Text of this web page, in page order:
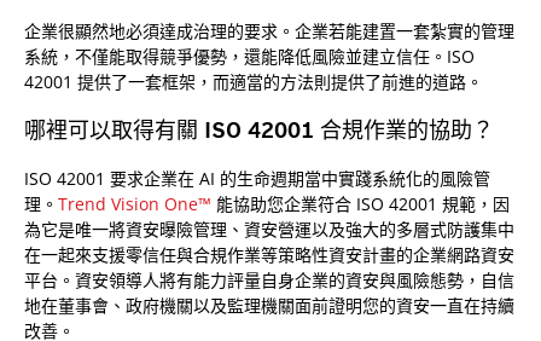
企業很顯然地必須達成治理的要求。企業若能建置一套紮實的管理
系統，不僅能取得競爭優勢，還能降低風險並建立信任。ISO
42001 提供了一套框架，而適當的方法則提供了前進的道路。
哪裡可以取得有關 ISO 42001 合規作業的協助？
ISO 42001 要求企業在 AI 的生命週期當中實踐系統化的風險管
理。 Trend Vision One™ 能協助您企業符合 ISO 42001 規範，因
為它是唯一將資安曝險管理、資安營運以及強大的多層式防護集中
在一起來支援零信任與合規作業等策略性資安計畫的企業網路資安
平台。資安領導人將有能力評量自身企業的資安與風險態勢，自信
地在董事會、政府機關以及監理機關面前證明您的資安一直在持續
改善。